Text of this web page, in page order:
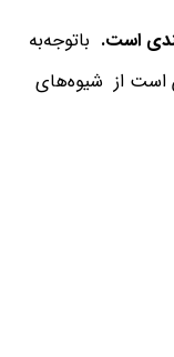
است. باتوجه‌به
است از شیوه‌های